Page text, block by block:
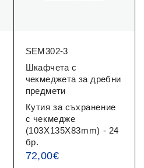
SEM302-3
Шкафчета с
чекмеджета за дребни
предмети
Кутия за съхранение
с чекмедже
(103X135X83mm) - 24
бр.
72,00€